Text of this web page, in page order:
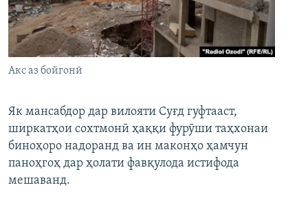
Акс аз бойгонӣ
Як мансабдор дар вилояти Суғд гуфтааст,
ширкатҳои сохтмонӣ ҳаққи фурӯши таҳхонаи
биноҳоро надоранд ва ин маконҳо ҳамчун
паноҳгоҳ дар ҳолати фавқулода истифода
мешаванд.